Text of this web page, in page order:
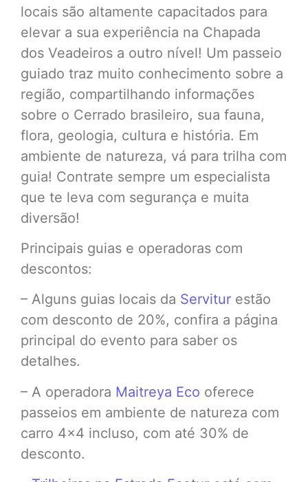
locais são altamente capacitados para
elevar a sua experiência na Chapada
dos Veadeiros a outro nível! Um passeio
guiado traz muito conhecimento sobre a
região, compartilhando informações
sobre o Cerrado brasileiro, sua fauna,
flora, geologia, cultura e história. Em
ambiente de natureza, vá para trilha com
guia! Contrate sempre um especialista
que te leva com segurança e muita
diversão!
Principais guias e operadoras com
descontos:
– Alguns guias locais da Servitur estão
com desconto de 20%, confira a página
principal do evento para saber os
detalhes.
– A operadora Maitreya Eco oferece
passeios em ambiente de natureza com
carro 4×4 incluso, com até 30% de
desconto.